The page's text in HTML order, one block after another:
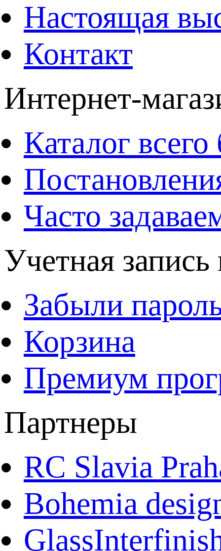
Настоящая
Контакт
Интернет-
Каталог всего
Часто
Учетная запись
Забыли
Корзина
Премиум
Партнеры
RC Slavia
Bohemia